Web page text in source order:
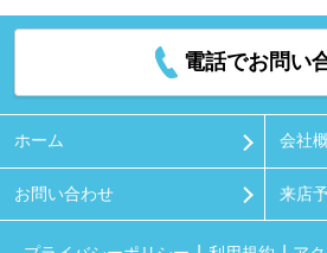
電話でお問い
ホーム 会社
お問い合わせ 来店